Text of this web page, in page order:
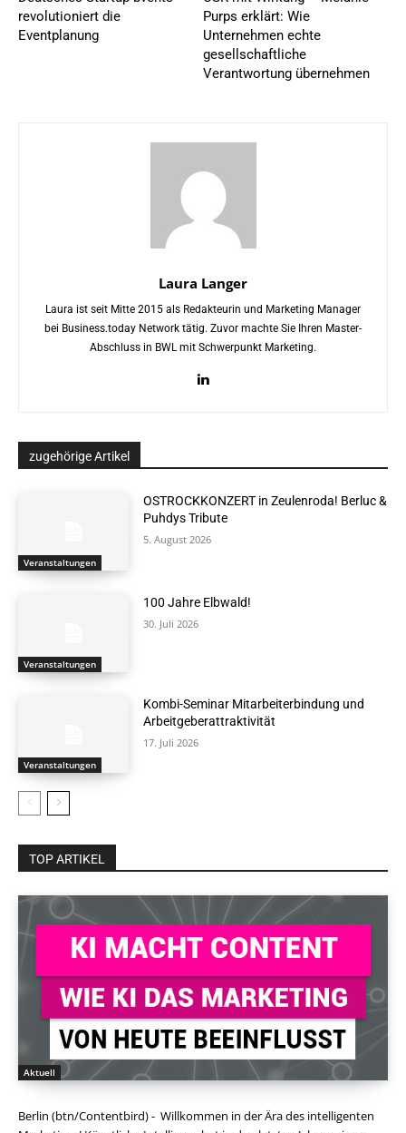
revolutioniert die
Eventplanung
Purps erklärt: Wie
Unternehmen echte
gesellschaftliche
Verantwortung übernehmen
Laura Langer
Laura ist seit Mitte 2015 als Redakteurin und Marketing Manager
bei Business.today Network tätig. Zuvor machte Sie Ihren Master-
Abschluss in BWL mit Schwerpunkt Marketing.
zugehörige Artikel
Veranstaltungen
OSTROCKKONZERT in Zeulenroda! Berluc &
Puhdys Tribute
5. August 2026
Veranstaltungen
100 Jahre Elbwald!
30. Juli 2026
Veranstaltungen
Kombi-Seminar Mitarbeiterbindung und
Arbeitgeberattraktivität
17. Juli 2026
TOP ARTIKEL
Aktuell
Berlin (btn/Contentbird) - Willkommen in der Ära des intelligenten